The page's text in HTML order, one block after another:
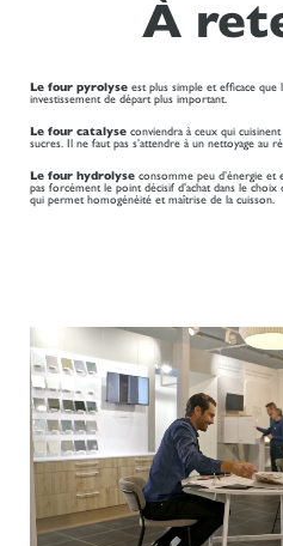
À
Le four pyrolyse est plus simple et efficace que
investissement de départ plus important.
Le four catalyse conviendra à ceux qui cuisinent
sucres. Il ne faut pas s’attendre à un nettoyage au
Le four hydrolyse consomme peu d’énergie et
pas forcément le point décisif d’achat dans le
qui permet homogénéité et maîtrise de la cuisson.